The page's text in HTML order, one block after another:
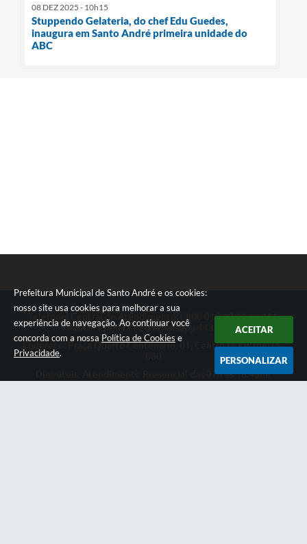
Prefeitura Municipal de Santo André e os cookies:
nosso site usa cookies para melhorar a sua
experiência de navegação. Ao continuar você
concorda com a nossa Política de Cookies e
Privacidade.
ACEITAR
PERSONALIZAR
08 DEZ 2025 - 10h15
Stuppendo Gelateria, do chef Edu Guedes,
inaugura em Santo André primeira unidade do
ABC
Telefone: Central de Atendimento: 0800 019 19 44 ou 156
PABX: 4433-0111 ou Whatsapp 4433-0123
Endereço: Praça Quarto Centenário, 01, Centro | CEP: 09015-
Dias úteis, Atendimento Presencial das 07h as 18:45he